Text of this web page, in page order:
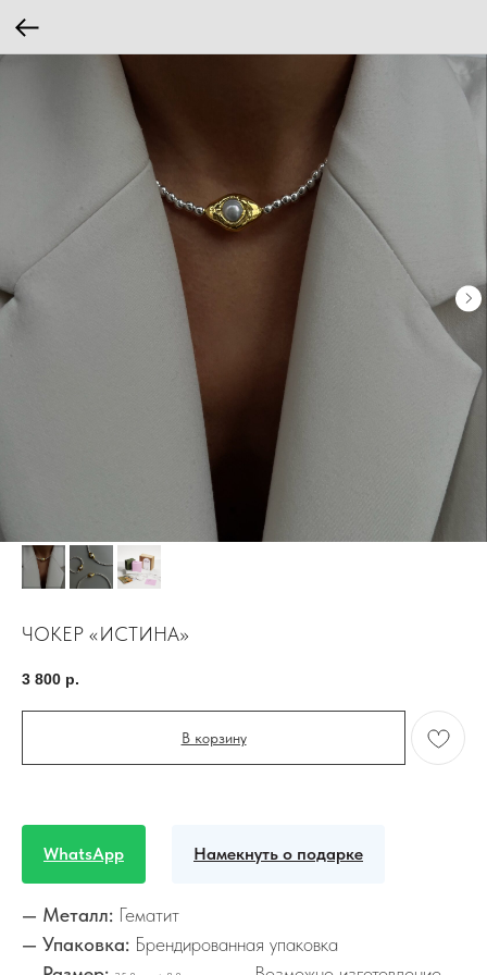
ЧОКЕР «ИСТИНА»
3 800 р.
В корзину
WhatsApp Намекнуть о подарке
— Металл: Гематит
— Упаковка: Брендированная упаковка